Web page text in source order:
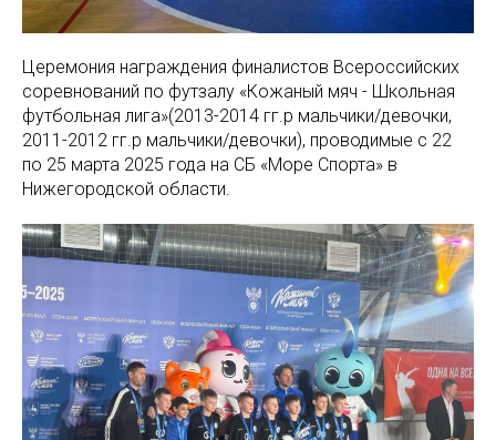
Церемония награждения финалистов Всероссийских
соревнований по футзалу «Кожаный мяч - Школьная
футбольная лига»(2013-2014 гг.р мальчики/девочки,
2011-2012 гг.р мальчики/девочки), проводимые с 22
по 25 марта 2025 года на СБ «Море Спорта» в
Нижегородской области.